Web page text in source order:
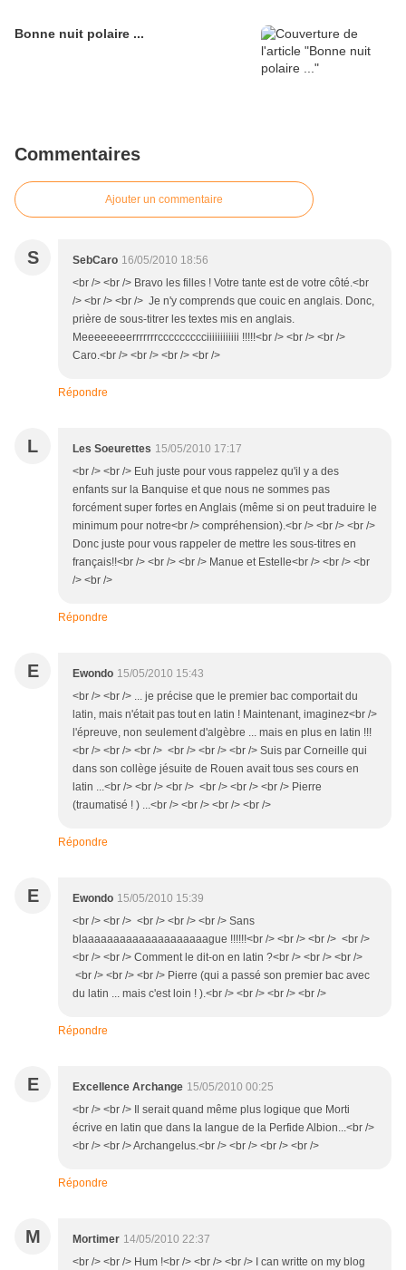
Bonne nuit polaire ...
Commentaires
Ajouter un commentaire
S SebCaro 16/05/2010 18:56
<br /> <br /> Bravo les filles ! Votre tante est de votre côté.<br
/> <br /> <br /> Je n'y comprends que couic en anglais. Donc,
prière de sous-titrer les textes mis en anglais.
Meeeeeeeerrrrrrrccccccccciiiiiiiiiiii !!!!!<br /> <br /> <br />
Caro.<br /> <br /> <br /> <br />
Répondre
L Les Soeurettes 15/05/2010 17:17
<br /> <br /> Euh juste pour vous rappelez qu'il y a des
enfants sur la Banquise et que nous ne sommes pas
forcément super fortes en Anglais (même si on peut traduire le
minimum pour notre<br /> compréhension).<br /> <br /> <br />
Donc juste pour vous rappeler de mettre les sous-titres en
français!!<br /> <br /> <br /> Manue et Estelle<br /> <br /> <br
/> <br />
Répondre
E Ewondo 15/05/2010 15:43
<br /> <br /> ... je précise que le premier bac comportait du
latin, mais n'était pas tout en latin ! Maintenant, imaginez<br />
l'épreuve, non seulement d'algèbre ... mais en plus en latin !!!
<br /> <br /> <br /> <br /> <br /> <br /> Suis par Corneille qui
dans son collège jésuite de Rouen avait tous ses cours en
latin ...<br /> <br /> <br /> <br /> <br /> <br /> Pierre
(traumatisé ! ) ...<br /> <br /> <br /> <br />
Répondre
E Ewondo 15/05/2010 15:39
<br /> <br /> <br /> <br /> <br /> Sans
blaaaaaaaaaaaaaaaaaaaague !!!!!!<br /> <br /> <br /> <br />
<br /> <br /> Comment le dit-on en latin ?<br /> <br /> <br />
<br /> <br /> <br /> Pierre (qui a passé son premier bac avec
du latin ... mais c'est loin ! ).<br /> <br /> <br /> <br />
Répondre
E Excellence Archange 15/05/2010 00:25
<br /> <br /> Il serait quand même plus logique que Morti
écrive en latin que dans la langue de la Perfide Albion...<br />
<br /> <br /> Archangelus.<br /> <br /> <br /> <br />
Répondre
M Mortimer 14/05/2010 22:37
<br /> <br /> Hum !<br /> <br /> <br /> I can writte on my blog